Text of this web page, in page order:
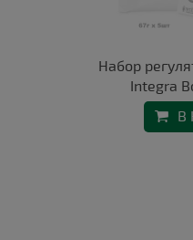
Набор
Integra
В